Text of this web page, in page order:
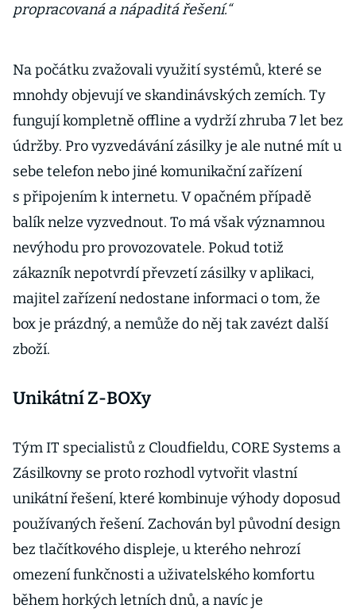
propracovaná a nápaditá řešení.“
Na počátku zvažovali využití systémů, které se
mnohdy objevují ve skandinávských zemích. Ty
fungují kompletně offline a vydrží zhruba 7 let bez
údržby. Pro vyzvedávání zásilky je ale nutné mít u
sebe telefon nebo jiné komunikační zařízení
s připojením k internetu. V opačném případě
balík nelze vyzvednout. To má však významnou
nevýhodu pro provozovatele. Pokud totiž
zákazník nepotvrdí převzetí zásilky v aplikaci,
majitel zařízení nedostane informaci o tom, že
box je prázdný, a nemůže do něj tak zavézt další
zboží.
Unikátní Z-BOXy
Tým IT specialistů z Cloudfieldu, CORE Systems a
Zásilkovny se proto rozhodl vytvořit vlastní
unikátní řešení, které kombinuje výhody doposud
používaných řešení. Zachován byl původní design
bez tlačítkového displeje, u kterého nehrozí
omezení funkčnosti a uživatelského komfortu
během horkých letních dnů, a navíc je